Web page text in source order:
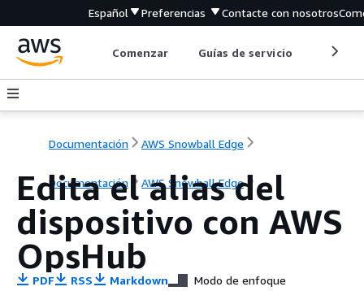
Español Preferencias Contacte con nosotros
Comenzar Guías de servicio
Documentación AWS Snowball Edge
Documentación AWS Snowball Edge
Edita el alias del
dispositivo con AWS
OpsHub
PDF RSS Markdown Modo de enfoque